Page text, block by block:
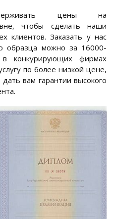
цены на
чтобы сделать наши
клиентов. Заказать у нас
образца можно за 16000-
конкурирующих фирмах
по более низкой цене,
вам гарантии высокого